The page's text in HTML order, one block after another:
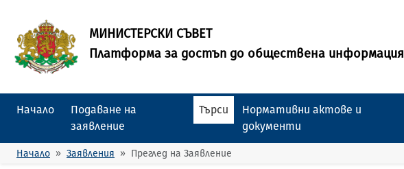
МИНИСТЕРСКИ СЪВЕТ
Платформа за достъп до обществена информация
Начало
Подаване на
заявление
Търси
Нормативни актове и
документи
Начало Заявления Преглед на Заявление